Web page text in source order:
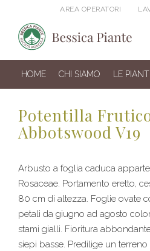
AREA OPERATORI
HOME CHI SIAMO LE
Potentilla
Abbotswood V19
Arbusto a foglia caduca
Rosaceae. Portamento eretto,
80 cm di altezza. Foglie ovate
petali da giugno ad agosto
stami gialli. Fioritura
siepi basse. Predilige un